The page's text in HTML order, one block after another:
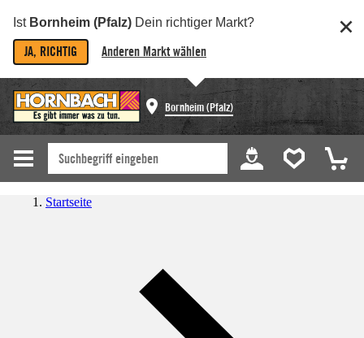
Ist Bornheim (Pfalz) Dein richtiger Markt?
JA, RICHTIG Anderen Markt wählen
Bornheim (Pfalz)
Startseite